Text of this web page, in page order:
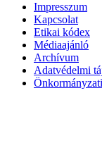
Impresszum
Kapcsolat
Etikai kódex
Médiaajánló
Archívum
Adatvédelmi